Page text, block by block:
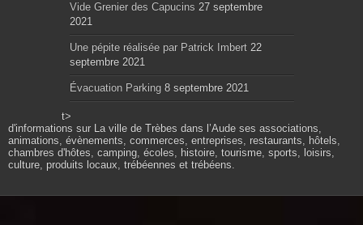
Vide Grenier des Capucins 27 septembre
2021
Une pépite réalisée par Patrick Imbert 22
septembre 2021
Évacuation Parking 8 septembre 2021
t>
d'informations sur La ville de Trèbes dans l’Aude ses associations,
animations, évènements, commerces, entreprises, restaurants, hôtels,
chambres d'hôtes, camping, écoles, histoire, tourisme, sports, loisirs,
culture, produits locaux, trébéennes et trébéens.